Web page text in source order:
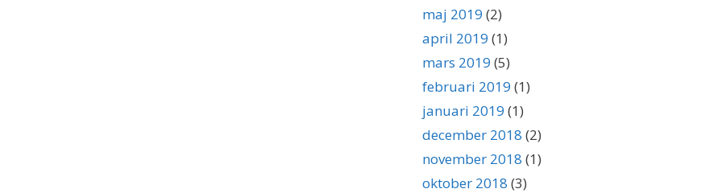
maj 2019 (2)
april 2019 (1)
mars 2019 (5)
februari 2019 (1)
januari 2019 (1)
december 2018 (2)
november 2018 (1)
oktober 2018 (3)